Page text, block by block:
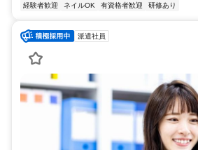
経験者歓迎
ネイルOK 有資格者歓迎 研修あり
派遣社員